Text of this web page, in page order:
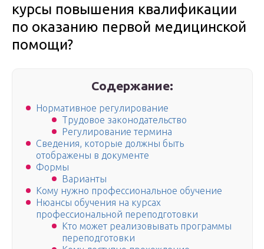
курсы повышения квалификации
по оказанию первой медицинской
помощи?
Содержание:
Нормативное регулирование
Трудовое законодательство
Регулирование термина
Сведения, которые должны быть
отображены в документе
Формы
Варианты
Кому нужно профессиональное обучение
Нюансы обучения на курсах
профессиональной переподготовки
Кто может реализовывать программы
переподготовки